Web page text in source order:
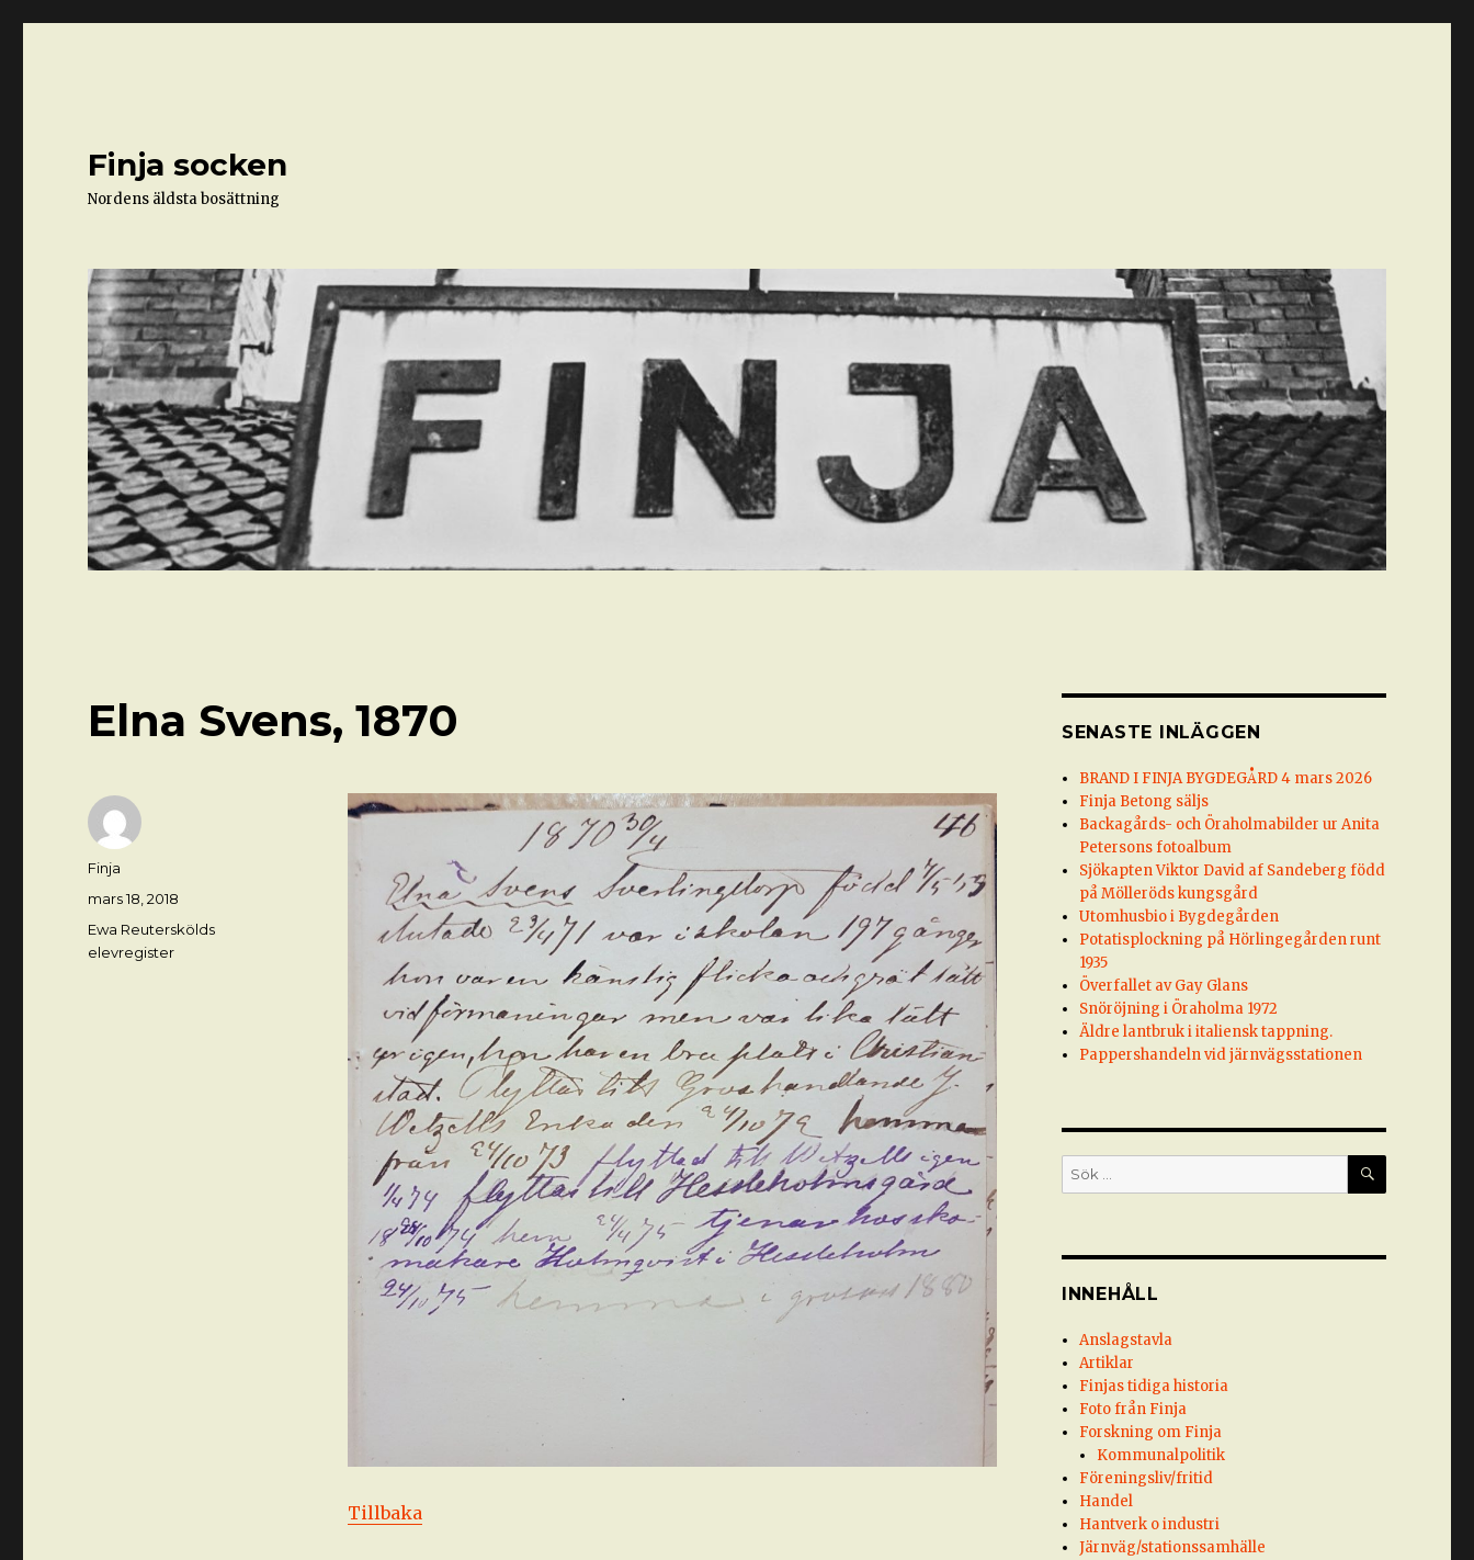
Finja socken
Nordens äldsta bosättning
Elna Svens, 1870
Tillbaka
Författare
Finja
Postat
mars 18, 2018
Kategorier
Ewa Reuterskölds
elevregister
SENASTE INLÄGGEN
BRAND I FINJA BYGDEGÅRD 4 mars 2026
Finja Betong säljs
Backagårds- och Öraholmabilder ur Anita
Petersons fotoalbum
Sjökapten Viktor David af Sandeberg född
på Mölleröds kungsgård
Utomhusbio i Bygdegården
Potatisplockning på Hörlingegården runt
1935
Överfallet av Gay Glans
Snöröjning i Öraholma 1972
Äldre lantbruk i italiensk tappning.
Pappershandeln vid järnvägsstationen
Sök
efter:
SÖK
INNEHÅLL
Anslagstavla
Artiklar
Finjas tidiga historia
Foto från Finja
Forskning om Finja
Kommunalpolitik
Föreningsliv/fritid
Handel
Hantverk o industri
Järnväg/stationssamhälle